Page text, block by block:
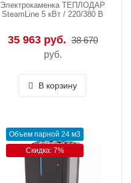
Электрокаменка ТЕПЛОДАР
SteamLine 5 кВт / 220/380 В
35 963 руб. 38 670
руб.
В корзину
Объем парной 24 м3
Скидка: 7%